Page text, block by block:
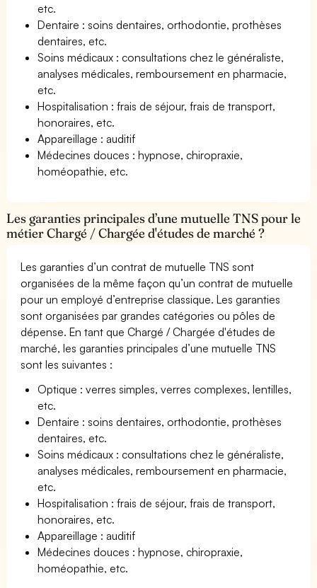
etc.
Dentaire : soins dentaires, orthodontie, prothèses
dentaires, etc.
Soins médicaux : consultations chez le généraliste,
analyses médicales, remboursement en pharmacie,
etc.
Hospitalisation : frais de séjour, frais de transport,
honoraires, etc.
Appareillage : auditif
Médecines douces : hypnose, chiropraxie,
homéopathie, etc.
Les garanties principales d’une mutuelle TNS pour le
métier Chargé / Chargée d'études de marché ?
Les garanties d’un contrat de mutuelle TNS sont
organisées de la même façon qu’un contrat de mutuelle
pour un employé d’entreprise classique. Les garanties
sont organisées par grandes catégories ou pôles de
dépense. En tant que Chargé / Chargée d'études de
marché, les garanties principales d’une mutuelle TNS
sont les suivantes :
Optique : verres simples, verres complexes, lentilles,
etc.
Dentaire : soins dentaires, orthodontie, prothèses
dentaires, etc.
Soins médicaux : consultations chez le généraliste,
analyses médicales, remboursement en pharmacie,
etc.
Hospitalisation : frais de séjour, frais de transport,
honoraires, etc.
Appareillage : auditif
Médecines douces : hypnose, chiropraxie,
homéopathie, etc.